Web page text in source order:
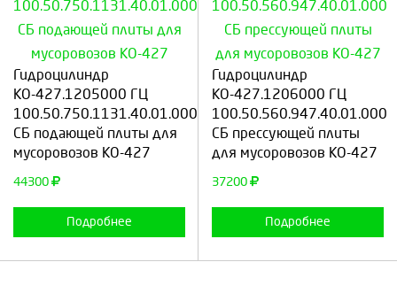
Гидроцилиндр
КО-427.1205000 ГЦ
100.50.750.1131.40.01.000
СБ подающей плиты для
мусоровозов КО-427
44300
Подробнее
Выберите количество:
Продолжить Отмена
Гидроцилиндр
КО-427.1206000 ГЦ
100.50.560.947.40.01.000
СБ прессующей плиты
для мусоровозов КО-427
37200
Подробнее
Выберите количество:
Продолжить Отмена